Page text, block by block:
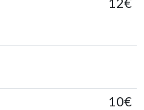
10€